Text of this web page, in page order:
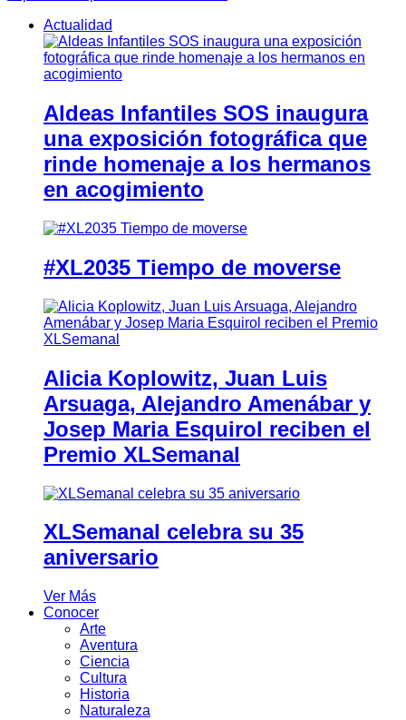
Actualidad
Aldeas Infantiles SOS inaugura
una exposición fotográfica que
rinde homenaje a los hermanos
en acogimiento
#XL2035 Tiempo de moverse
Alicia Koplowitz, Juan Luis
Arsuaga, Alejandro Amenábar y
Josep Maria Esquirol reciben el
Premio XLSemanal
XLSemanal celebra su 35
aniversario
Ver Más
Conocer
Arte
Aventura
Ciencia
Cultura
Historia
Naturaleza